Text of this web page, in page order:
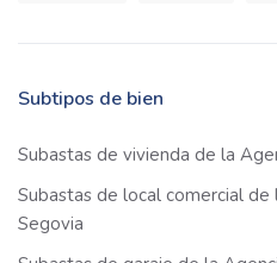
Subtipos de bien
Subastas de vivienda de la
Subastas de local comercial de
Segovia